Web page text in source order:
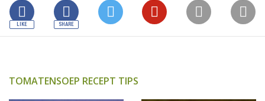
TOMATENSOEP RECEPT TIPS